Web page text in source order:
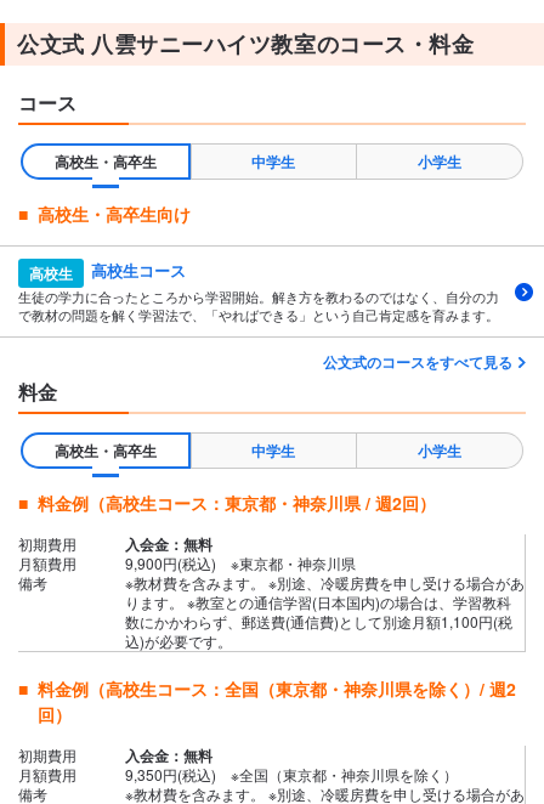
公文式 八雲サニーハイツ教室のコース・料金
コース
高校生・高卒生 中学生 小学生
高校生・高卒生向け
高校生 高校生コース
生徒の学力に合ったところから学習開始。解き方を教わるのではなく、自分の力
で教材の問題を解く学習法で、「やればできる」という自己肯定感を育みます。
公文式のコースをすべて見る
料金
高校生・高卒生 中学生 小学生
料金例（高校生コース：東京都・神奈川県 / 週2回）
初期費用 入会金：無料
月額費用
9,900円(税込) ※東京都・神奈川県
備考
※教材費を含みます。 ※別途、冷暖房費を申し受ける場合があ
ります。 ※教室との通信学習(日本国内)の場合は、学習教科
数にかかわらず、郵送費(通信費)として別途月額1,100円(税
込)が必要です。
料金例（高校生コース：全国（東京都・神奈川県を除く）/ 週2
回）
初期費用 入会金：無料
月額費用
9,350円(税込) ※全国（東京都・神奈川県を除く）
備考
※教材費を含みます。 ※別途、冷暖房費を申し受ける場合があ